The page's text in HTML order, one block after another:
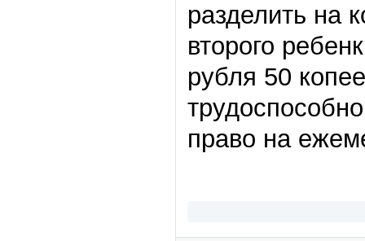
разделить на
второго
рубля 50
право на